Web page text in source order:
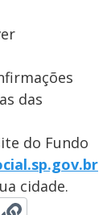
das
do Fundo
cidade.